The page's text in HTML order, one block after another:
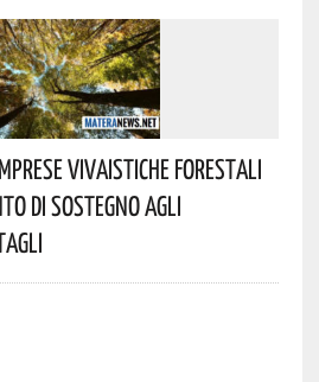
Vivaistiche Forestali
Di Sostegno Agli